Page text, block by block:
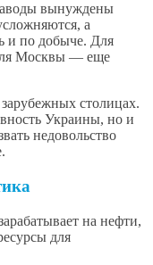
вынуждены
а
и по добыче. Для
Москвы — еще
столицах.
Украины, но и
недовольство
на нефти,
для